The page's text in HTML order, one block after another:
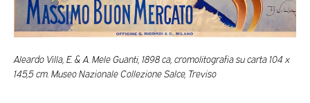
Aleardo Villa, E. & A. Mele Guanti, 1898 ca, cromolitografia su carta 104 x
145,5 cm. Museo Nazionale Collezione Salce, Treviso